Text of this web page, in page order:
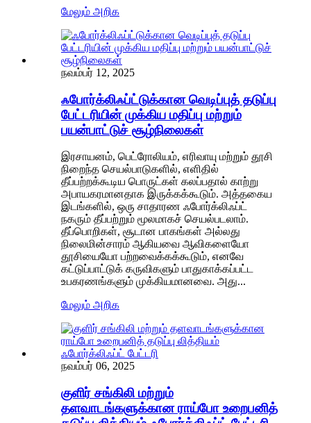
மேலும் அறிக
நவம்பர் 12, 2025
ஃபோர்க்லிஃப்ட்டுக்கான வெடிப்புத் தடுப்பு
பேட்டரியின் முக்கிய மதிப்பு மற்றும்
பயன்பாட்டுச் சூழ்நிலைகள்
இரசாயனம், பெட்ரோலியம், எரிவாயு மற்றும் தூசி
நிறைந்த செயல்பாடுகளில், எளிதில்
தீப்பற்றக்கூடிய பொருட்கள் கலப்பதால் காற்று
அபாயகரமானதாக இருக்கக்கூடும். அத்தகைய
இடங்களில், ஒரு சாதாரண ஃபோர்க்லிஃப்ட்
நகரும் தீப்பற்றும் மூலமாகச் செயல்படலாம்.
தீப்பொறிகள், சூடான பாகங்கள் அல்லது
நிலைமின்சாரம் ஆகியவை ஆவிகளையோ
தூசியையோ பற்றவைக்கக்கூடும், எனவே
கட்டுப்பாட்டுக் கருவிகளும் பாதுகாக்கப்பட்ட
உபகரணங்களும் முக்கியமானவை. அது...
மேலும் அறிக
நவம்பர் 06, 2025
குளிர் சங்கிலி மற்றும்
தளவாடங்களுக்கான ராய்போ உறைபனித்